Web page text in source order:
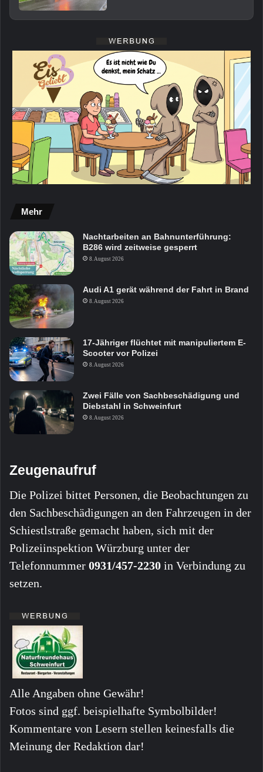
Mehr
Nachtarbeiten an Bahnunterführung:
B286 wird zeitweise gesperrt
8. August 2026
Audi A1 gerät während der Fahrt in Brand
8. August 2026
17-Jähriger flüchtet mit manipuliertem E-
Scooter vor Polizei
8. August 2026
Zwei Fälle von Sachbeschädigung und
Diebstahl in Schweinfurt
8. August 2026
Zeugenaufruf
Die Polizei bittet Personen, die Beobachtungen zu
den Sachbeschädigungen an den Fahrzeugen in der
Schiestlstraße gemacht haben, sich mit der
Polizeiinspektion Würzburg unter der
Telefonnummer 0931/457-2230 in Verbindung zu
setzen.
Alle Angaben ohne Gewähr!
Fotos sind ggf. beispielhafte Symbolbilder!
Kommentare von Lesern stellen keinesfalls die
Meinung der Redaktion dar!